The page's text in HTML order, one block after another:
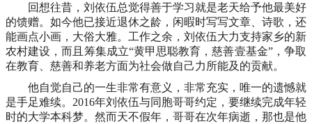
回想往昔，刘依伍总觉得善于学习就是老天给予他最美好
的馈赠。如今他已接近退休之龄，闲暇时写写文章、诗歌，还
能画点小画，大俗大雅。工作之余，刘依伍大力支持家乡的新
农村建设，而且筹集成立“黄甲思聪教育，慈善壹基金”，争取
在教育、慈善和养老方面为社会做自己力所能及的贡献。
他自觉自己的一生非常有意义，非常充实，唯一的遗憾就
是手足难续。 2016年刘依伍与同胞哥哥约定，要继续完成年轻
时的大学本科梦。然而天不假年，哥哥在次年病逝，那也是他